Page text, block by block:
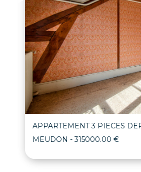
APPARTEMENT 3 PIECES
MEUDON - 315000.00 €